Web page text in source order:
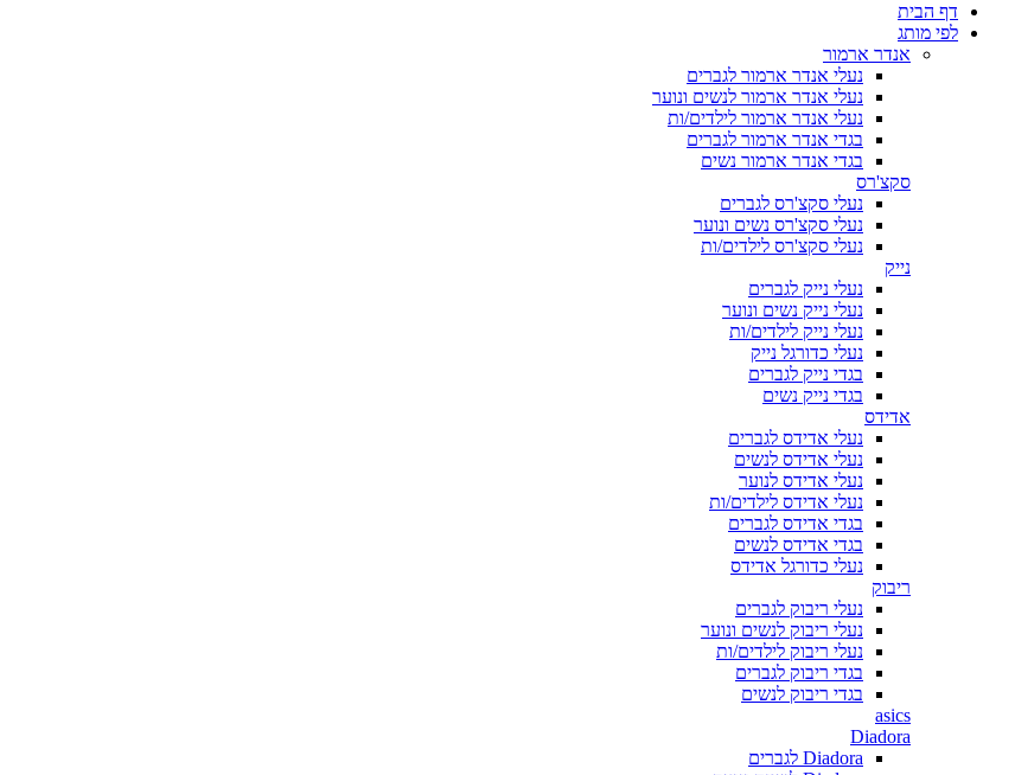
דף הבית
לפי מותג
אנדר ארמור
נעלי אנדר ארמור לגברים
נעלי אנדר ארמור לנשים ונוער
נעלי אנדר ארמור לילדים/ות
בגדי אנדר ארמור לגברים
בגדי אנדר ארמור נשים
סקצ'רס
נעלי סקצ'רס לגברים
נעלי סקצ'רס נשים ונוער
נעלי סקצ'רס לילדים/ות
נייק
נעלי נייק לגברים
נעלי נייק נשים ונוער
נעלי נייק לילדים/ות
נעלי כדורגל נייק
בגדי נייק לגברים
בגדי נייק נשים
אדידס
נעלי אדידס לגברים
נעלי אדידס לנשים
נעלי אדידס לנוער
נעלי אדידס לילדים/ות
בגדי אדידס לגברים
בגדי אדידס לנשים
נעלי כדורגל אדידס
ריבוק
נעלי ריבוק לגברים
נעלי ריבוק לנשים ונוער
נעלי ריבוק לילדים/ות
בגדי ריבוק לגברים
בגדי ריבוק לנשים
asics
Diadora
Diadora לגברים